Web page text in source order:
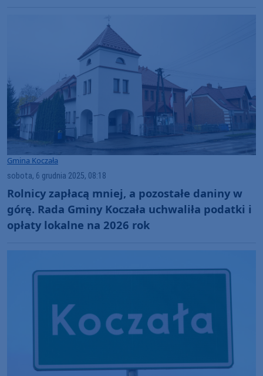
Gmina Koczała
sobota, 6 grudnia 2025, 08:18
Rolnicy zapłacą mniej, a pozostałe daniny w
górę. Rada Gminy Koczała uchwaliła podatki i
opłaty lokalne na 2026 rok